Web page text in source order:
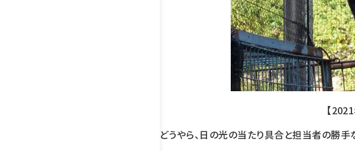
【
どうやら、日の光の当たり具合と担当者の勝手